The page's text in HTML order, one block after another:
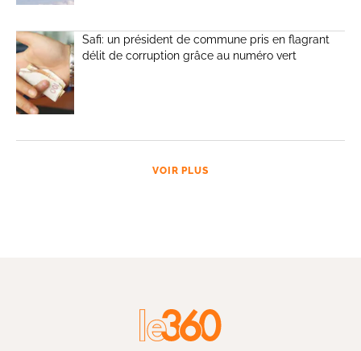
Safi: un président de commune pris en flagrant
délit de corruption grâce au numéro vert
VOIR PLUS